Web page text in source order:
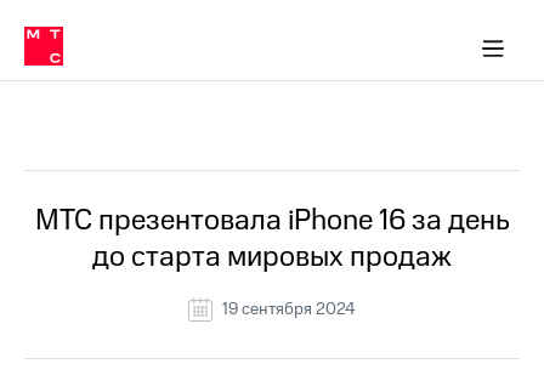
Медиа-центр
и акционерам
Устойчивое развитие
Комплаенс и деловая этика
компании
Карьера
История
компании
Руководство
в МТС
Пресс-
релизы
о технологиях
МТС презентовала iPhone 16 за день
до старта мировых продаж
19 сентября 2024